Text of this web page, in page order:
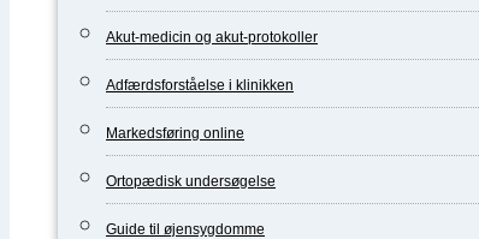
Akut-medicin og akut-protokoller
Adfærdsforståelse i klinikken
Markedsføring online
Ortopædisk undersøgelse
Guide til øjensygdomme